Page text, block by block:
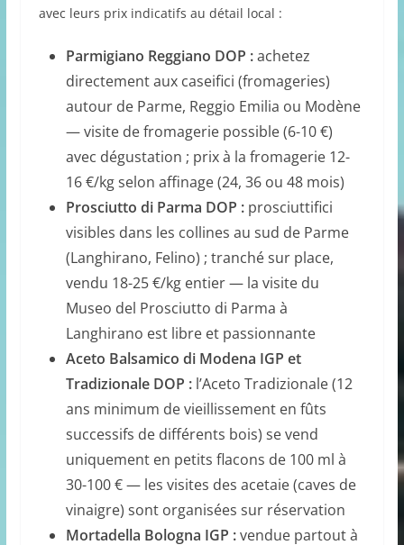
avec leurs prix indicatifs au détail local :
Parmigiano Reggiano DOP :achetez
directement aux caseifici (fromageries)
autour de Parme, Reggio Emilia ou Modène
— visite de fromagerie possible (6-10 €)
avec dégustation ; prix à la fromagerie 12-
16 €/kg selon affinage (24, 36 ou 48 mois)
Prosciutto di Parma DOP :prosciuttifici
visibles dans les collines au sud de Parme
(Langhirano, Felino) ; tranché sur place,
vendu 18-25 €/kg entier — la visite du
Museo del Prosciutto di Parma à
Langhirano est libre et passionnante
Aceto Balsamico di Modena IGP et
Tradizionale DOP :l’Aceto Tradizionale (12
ans minimum de vieillissement en fûts
successifs de différents bois) se vend
uniquement en petits flacons de 100 ml à
30-100 € — les visites des acetaie (caves de
vinaigre) sont organisées sur réservation
Mortadella Bologna IGP :vendue partout à